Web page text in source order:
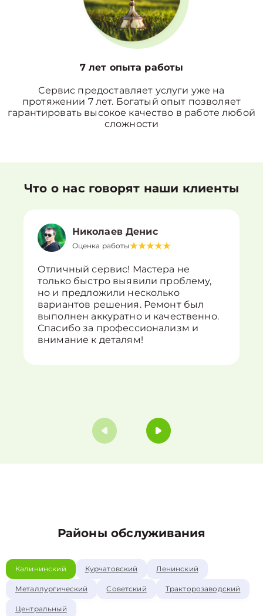
7 лет опыта работы
Сервис предоставляет услуги уже на
протяжении 7 лет. Богатый опыт позволяет
гарантировать высокое качество в работе любой
сложности
Что о нас говорят наши клиенты
Николаев Денис
Оценка работы
Отличный сервис! Мастера не
только быстро выявили проблему,
но и предложили несколько
вариантов решения. Ремонт был
выполнен аккуратно и качественно.
Спасибо за профессионализм и
внимание к деталям!
Районы обслуживания
Калининский Курчатовский Ленинский
Металлургический Советский Тракторозаводский
Центральный